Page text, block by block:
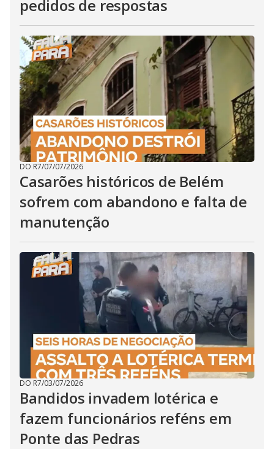
pedidos de respostas
DO R7/07/07/2026
Casarões históricos de Belém
sofrem com abandono e falta de
manutenção
DO R7/03/07/2026
Bandidos invadem lotérica e
fazem funcionários reféns em
Ponte das Pedras